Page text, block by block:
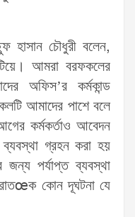
হাসান চৌধুরী বলেন,
আমরা বরফকলের
অফিস’র কর্মকান্ড
আমাদের পাশে বলে
কর্মকর্তাও আবেদন
গ্রহন করা হয়
পর্যাপ্ত ব্যবস্থা
কোন দূঘটনা যে